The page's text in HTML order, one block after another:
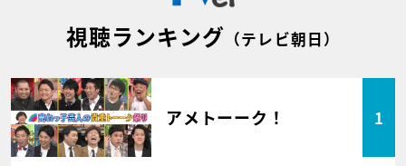
視聴ランキング （テレビ朝日）
アメトーーク！ 1